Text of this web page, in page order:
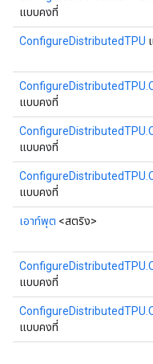
แบบคงที่
ConfigureDistributedTPU
แบบคงที่
แบบคงที่
แบบคงที่
เอาท์พุต <สตริง>
แบบคงที่
แบบคงที่